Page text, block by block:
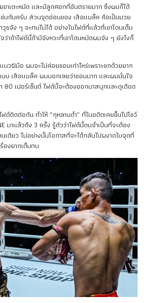
ขาเตะหมัด และมีลูกศอกที่อันตรายมาก ซึ่งผมก็ได้
ช่นกันครับ ส่วนจุดอ่อนของ เสือแบล็ค คือเป็นมวย
วุธจัง ๆ จะทนไม่ได้ อย่างในไฟต์ที่แล้วที่เขาโดนเต็ม
ว่าถ้าไฟต์นี้ถ้ามีจังหวะที่เขาโดนหมัดผมจัง ๆ ยังไงก็
นวฝีมือ ผมจะไม่ค่อยชอบเท่าไหร่เพราะชกด้วยยาก
บ เสือแบล็ค ผมบอกเลยว่าชอบมาก และผมมั่นใจ
80 เปอร์เซ็นต์ ไฟต์นี้จะต้องออกมาสนุกและดุเดือด
ต์ติดต่อกัน ทำให้ “กุหลาบดำ” ที่ในอดีตเคยขึ้นไปโชว์
มาแล้วถึง 3 ครั้ง รู้ตัวว่าไฟต์นี้ตนจำเป็นที่จะต้อง
เดียว ไม่อย่างนั้นโอกาสที่จะได้กลับไปผงาดในจุดที่
องยากเต็มทน